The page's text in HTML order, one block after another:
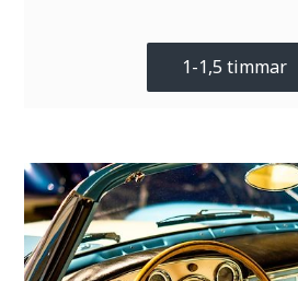
1-1,5 timmar